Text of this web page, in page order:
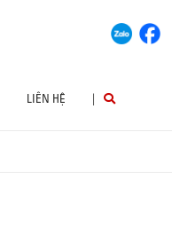
LIÊN HỆ |